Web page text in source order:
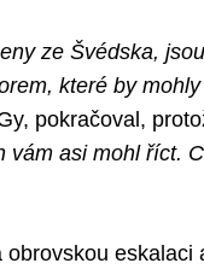
ze Švédska,
které by
pokračoval,
vám asi mohl říct.